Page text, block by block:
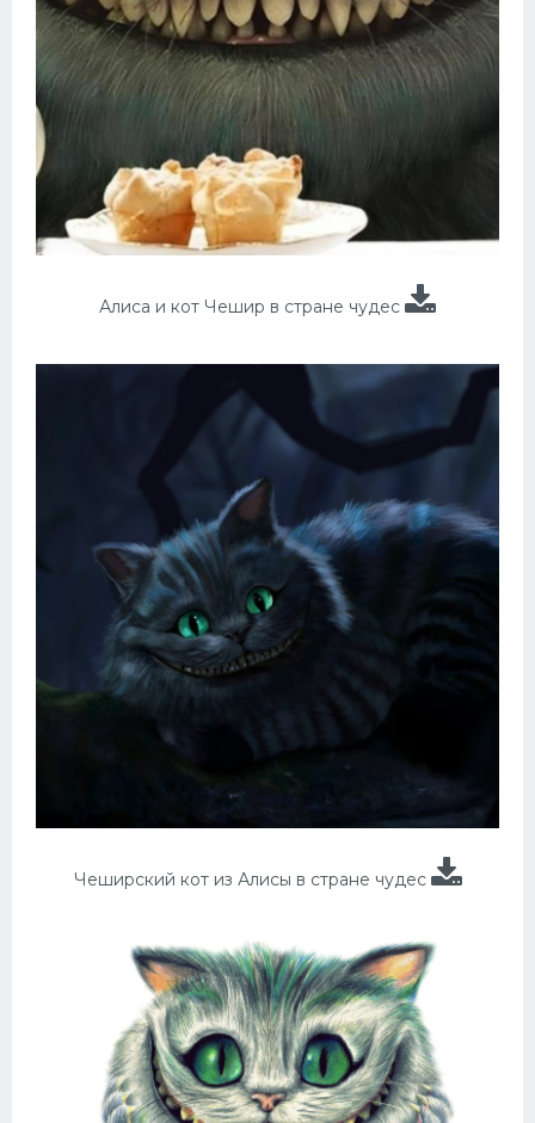
Алиса и кот Чешир в стране чудес
Чеширский кот из Алисы в стране чудес